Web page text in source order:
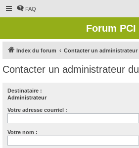
FAQ
Forum PCI
Index du forum Contacter un administrateur
Contacter un administrateur
Destinataire :
Administrateur
Votre adresse courriel :
Votre nom :